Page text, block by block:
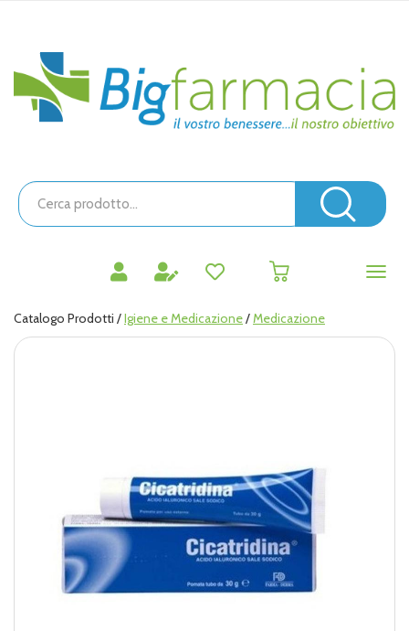
principaleBigfarmacia
Cerca
Prodotto
Catalogo Prodotti /Igiene e Medicazione/Medicazione